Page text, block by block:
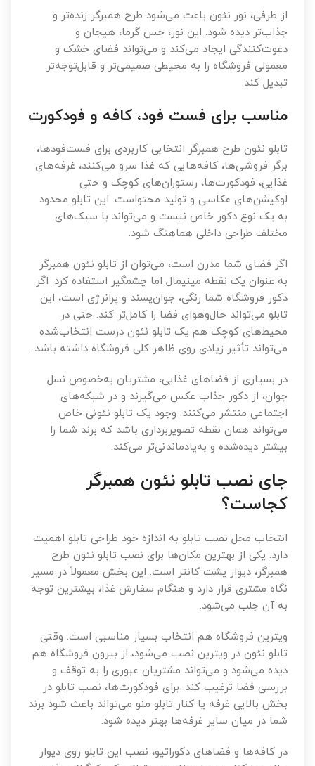
از طرفی، نور نئون باعث می‌شود طرح همبرگر زنده‌تر و
جذاب‌تر دیده شود. این نور، حس گرما، هیجان و
دعوت‌کنندگی ایجاد می‌کند و می‌تواند فضای خشک و
معمولی فروشگاه را به محیطی صمیمی‌تر و قابل‌توجه‌تر
تبدیل کند.
مناسب برای فست فود، کافه و فودکورت
تابلو نئون طرح همبرگر انتخابی کاربردی برای فست‌فودها،
برگر فروشی‌ها، کافه‌هایی که غذا سرو می‌کنند، غرفه‌های
غذایی، فودکورت‌ها، رستوران‌های کوچک و حتی
لوکیشن‌های عکاسی و تولید محتواست. این تابلو محدود
به یک نوع دکور خاص نیست و می‌تواند با سبک‌های
مختلف طراحی داخلی هماهنگ شود.
اگر فضای شما مدرن است، می‌توان از تابلو نئون همبرگر
به عنوان یک نقطه مینیمال اما چشمگیر استفاده کرد. اگر
دکور فروشگاه شما رنگی، جوان‌پسند و پرانرژی است، این
تابلو می‌تواند حال‌وهوای فضا را کامل‌تر کند. حتی در
محیط‌های کوچک هم یک تابلو نئون درست انتخاب‌شده
می‌تواند تأثیر زیادی روی ظاهر کلی فروشگاه داشته باشد.
در بسیاری از فضاهای غذایی، مشتریان به‌خصوص نسل
جوان، از دکور جذاب عکس می‌گیرند و در شبکه‌های
اجتماعی منتشر می‌کنند. وجود یک تابلو نئونی خاص
می‌تواند همان نقطه تصویربرداری باشد که برند شما را
بیشتر دیده‌شده و به‌یادماندنی‌تر می‌کند.
جای نصب تابلو نئون همبرگر
کجاست؟
انتخاب محل نصب تابلو به اندازه خود طراحی تابلو اهمیت
دارد. یکی از بهترین مکان‌ها برای نصب تابلو نئون طرح
همبرگر، دیوار پشت کانتر است. این بخش معمولاً در مسیر
نگاه مشتری قرار دارد و هنگام سفارش غذا، بیشترین توجه
به آن جلب می‌شود.
ویترین فروشگاه هم انتخاب بسیار مناسبی است. وقتی
تابلو نئون در ویترین نصب می‌شود، از بیرون فروشگاه هم
دیده می‌شود و می‌تواند مشتریان عبوری را به توقف و
بررسی فضا ترغیب کند. برای فودکورت‌ها، نصب تابلو در
بخش بالایی غرفه یا کنار تابلو منو می‌تواند باعث شود برند
شما در میان سایر غرفه‌ها بهتر دیده شود.
در کافه‌ها و فضاهای دکوراتیو، نصب این تابلو روی دیوار